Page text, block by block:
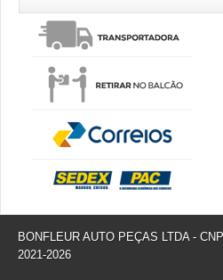
BONFLEUR AUTO PEÇAS LTDA -
2021-2026